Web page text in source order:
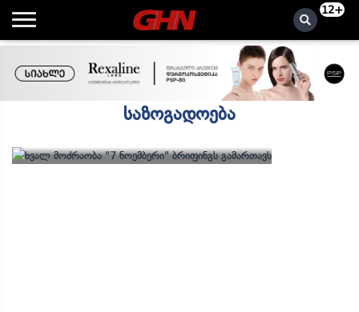
12+
საზოგადოება